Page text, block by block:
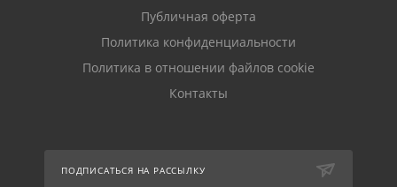
Публичная оферта
Политика конфиденциальности
Политика в отношении файлов cookie
Контакты
ПОДПИСАТЬСЯ НА РАССЫЛКУ